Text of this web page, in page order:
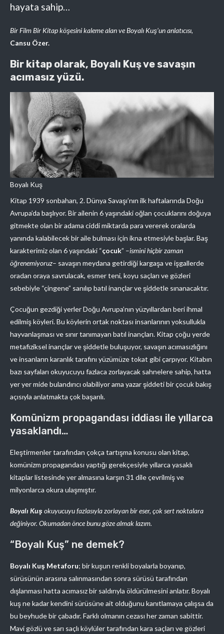
hayata sahip…
Bir Film Bir Kitap köşesini kaleme alan ve Boyalı Kuş’un anlatıcısı,
Cansu Özer.
Bir kitap olarak, Boyalı Kuş ve savaşın
acımasız yüzü.
Boyalı Kuş
Kitap 1939 sonbaharı, 2. Dünya Savaşı’nın ilk haftalarında Doğu
Avrupa’da başlıyor. Bir ailenin 6 yaşındaki oğlan çocuklarını doğuya
gitmekte olan bir adama ciddi miktarda para vererek oralarda
yanında kalabilecek bir aile bulması için ikna etmesiyle başlar. Baş
karakterimiz olan 6 yaşındaki “çocuk” –ismini hiçbir zaman
öğrenemiyoruz– savaşın meydana getirdiği kargaşa ve işgallerde
oradan oraya savrulacak, esmer teni, koyu saçları ve gözleri
sebebiyle “çingene” sanılıp batıl inançlar ve şiddetle sınanacaktır.
Çocuğun gezdiği yerler Doğu Avrupa’nın yüzyıllardan beri ihmal
edilmiş köyleri. Bu köylerin ortak noktası insanlarının yoksullukla
hayvanlaşması ve sınır tanımayan batıl inançları. Kitap çoğu yerde
metafiziksel inançlar ve şiddetle buluşuyor, savaşın acımasızlığını
ve insanların karanlık tarafını yüzümüze tokat gibi çarpıyor. Kitabın
bazı sayfaları okuyucuyu fazlaca zorlayacak sahnelere sahip, hatta
yer yer mide bulandırıcı olabiliyor ama yazar şiddeti bir çocuk bakış
açısıyla anlatmakta çok başarılı.
Komünizm propagandası iddiası ile yıllarca
yasaklandı…
Eleştirmenler tarafından çokça tartışma konusu olan kitap,
komünizm propagandası yaptığı gerekçesiyle yıllarca yasaklı
kitaplar listesinde yer almasına karşın 31 dile çevrilmiş ve
milyonlarca okura ulaşmıştır.
Boyalı Kuşokuyucuyu fazlasıyla zorlayan bir eser, çok sert noktalara
değiniyor. Okumadan önce bunu göze almak lazım.
“Boyalı Kuş” ne demek?
Boyalı Kuş Metaforu; bir kuşun renkli boyalarla boyanıp,
sürüsünün arasına salınmasından sonra sürüsü tarafından
dışlanması hatta acımasız bir saldırıyla öldürülmesini anlatır. Boyalı
kuş ne kadar kendini sürüsüne ait olduğunu kanıtlamaya çalışsa da
bu beyhude bir çabadır. Farklı olmanın cezası her zaman sabittir.
Mavi gözlü ve sarı saçlı köylüler tarafından kara saçları ve gözleri